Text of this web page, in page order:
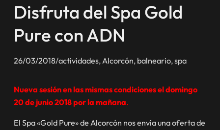
Disfruta del Spa Gold
Pure con ADN
26/03/2018/actividades, Alcorcón, balneario, spa
Nueva sesión en las mismas condiciones el domingo
20 de junio 2018 por la mañana.
El Spa «Gold Pure» de Alcorcón nos envía una oferta de